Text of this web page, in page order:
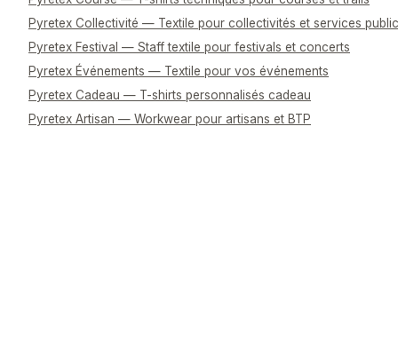
Pyretex Collectivité — Textile pour collectivités et services
Pyretex Festival — Staff textile pour festivals et concerts
Pyretex Événements — Textile pour vos événements
Pyretex Cadeau — T-shirts personnalisés cadeau
Pyretex Artisan — Workwear pour artisans et BTP